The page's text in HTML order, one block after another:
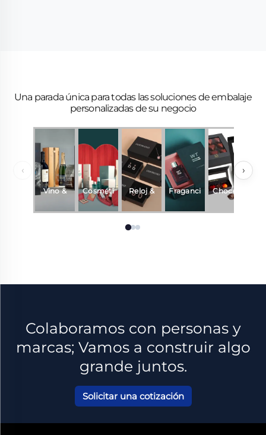
Una parada única para todas las soluciones de embalaje
personalizadas de su negocio
‹
Vino &
Bebidas
Cosméti
cos
Reloj &
Joyería
Fraganci
a y
Chocola
te
›
Colaboramos con personas y
marcas; Vamos a construir algo
grande juntos.
Solicitar una cotización